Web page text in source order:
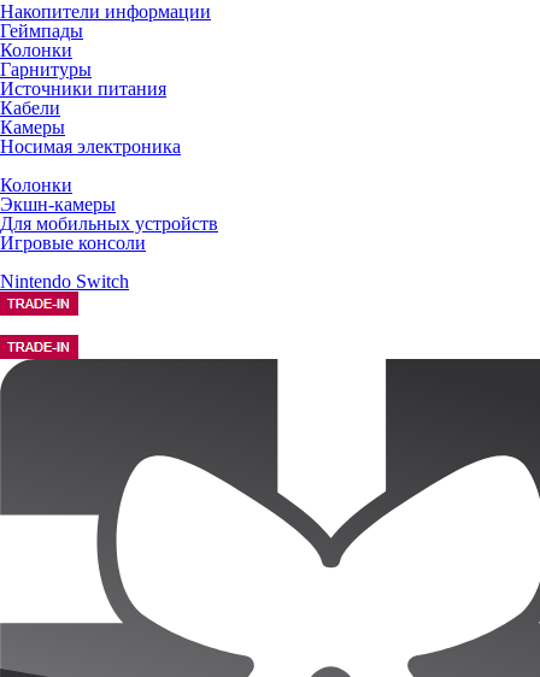
Накопители информации
Геймпады
Колонки
Гарнитуры
Источники питания
Кабели
Камеры
Носимая электроника
Колонки
Экшн-камеры
Для мобильных устройств
Игровые консоли
Nintendo Switch